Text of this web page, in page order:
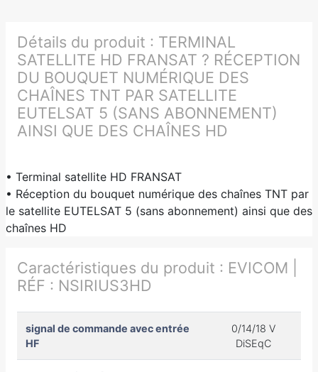
Détails du produit : TERMINAL
SATELLITE HD FRANSAT ? RÉCEPTION
DU BOUQUET NUMÉRIQUE DES
CHAÎNES TNT PAR SATELLITE
EUTELSAT 5 (SANS ABONNEMENT)
AINSI QUE DES CHAÎNES HD
• Terminal satellite HD FRANSAT
• Réception du bouquet numérique des chaînes TNT par
le satellite EUTELSAT 5 (sans abonnement) ainsi que des
chaînes HD
Caractéristiques du produit : EVICOM |
RÉF : NSIRIUS3HD
signal de commande avec entrée
HF
0/14/18 V
DiSEqC